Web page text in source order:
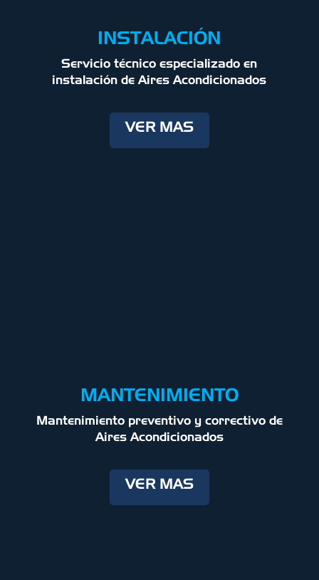
INSTALACIÓN
Servicio técnico especializado en
instalación de Aires Acondicionados
VER MAS
MANTENIMIENTO
Mantenimiento preventivo y correctivo de
Aires Acondicionados
VER MAS